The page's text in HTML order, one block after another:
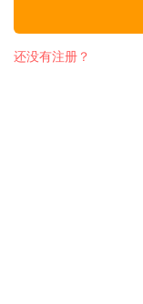
还没有注册？